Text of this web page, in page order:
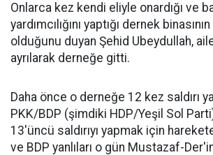
Onlarca kez kendi eliyle onardığı ve
yardımcılığını yaptığı dernek
olduğunu duyan Şehid Ubeydullah,
ayrılarak derneğe gitti.
Daha önce o derneğe 12 kez saldırı
PKK/BDP (şimdiki HDP/Yeşil Sol Parti)
13'üncü saldırıyı yapmak için
ve BDP yanlıları o gün Mustazaf-